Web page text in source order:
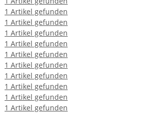
1 Artikel gefunden
1 Artikel gefunden
1 Artikel gefunden
1 Artikel gefunden
1 Artikel gefunden
1 Artikel gefunden
1 Artikel gefunden
1 Artikel gefunden
1 Artikel gefunden
1 Artikel gefunden